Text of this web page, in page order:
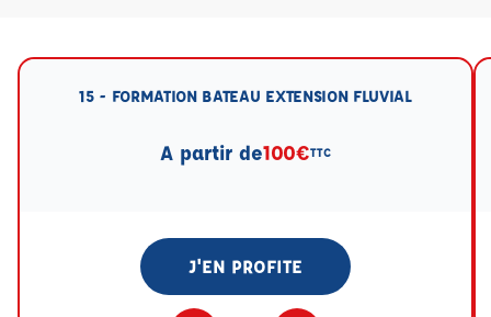
15 - FORMATION BATEAU EXTENSION FLUVIAL
A partir de100€TTC
J'EN PROFITE